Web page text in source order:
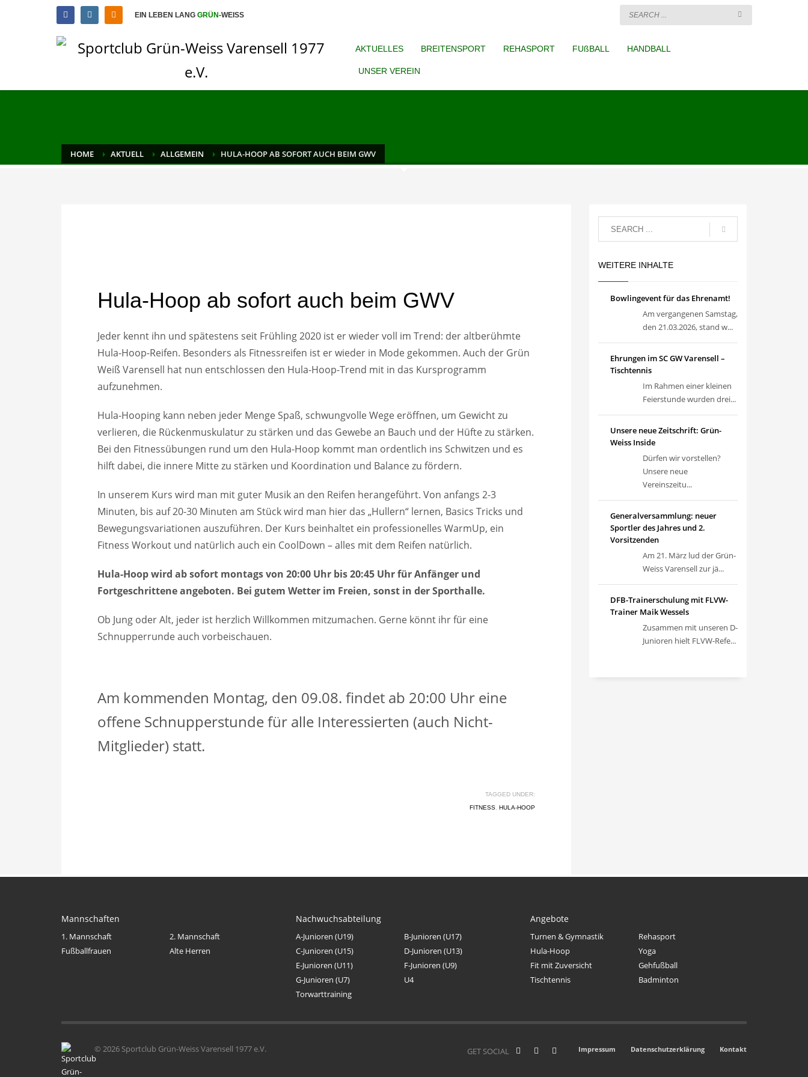
EIN LEBEN LANG GRÜN-WEISS
AKTUELLES BREITENSPORT REHASPORT FUßBALL HANDBALL
UNSER VEREIN
HOME AKTUELL ALLGEMEIN HULA-HOOP AB SOFORT AUCH BEIM GWV
Hula-Hoop ab sofort auch beim GWV
Jeder kennt ihn und spätestens seit Frühling 2020 ist er wieder voll im Trend: der altberühmte
Hula-Hoop-Reifen. Besonders als Fitnessreifen ist er wieder in Mode gekommen. Auch der Grün
Weiß Varensell hat nun entschlossen den Hula-Hoop-Trend mit in das Kursprogramm
aufzunehmen.
Hula-Hooping kann neben jeder Menge Spaß, schwungvolle Wege eröffnen, um Gewicht zu
verlieren, die Rückenmuskulatur zu stärken und das Gewebe an Bauch und der Hüfte zu stärken.
Bei den Fitnessübungen rund um den Hula-Hoop kommt man ordentlich ins Schwitzen und es
hilft dabei, die innere Mitte zu stärken und Koordination und Balance zu fördern.
In unserem Kurs wird man mit guter Musik an den Reifen herangeführt. Von anfangs 2-3
Minuten, bis auf 20-30 Minuten am Stück wird man hier das „Hullern“ lernen, Basics Tricks und
Bewegungsvariationen auszuführen. Der Kurs beinhaltet ein professionelles WarmUp, ein
Fitness Workout und natürlich auch ein CoolDown – alles mit dem Reifen natürlich.
Hula-Hoop wird ab sofort montags von 20:00 Uhr bis 20:45 Uhr für Anfänger und
Fortgeschrittene angeboten. Bei gutem Wetter im Freien, sonst in der Sporthalle.
Ob Jung oder Alt, jeder ist herzlich Willkommen mitzumachen. Gerne könnt ihr für eine
Schnupperrunde auch vorbeischauen.
Am kommenden Montag, den 09.08. findet ab 20:00 Uhr eine
offene Schnupperstunde für alle Interessierten (auch Nicht-
Mitglieder) statt.
TAGGED UNDER:
FITNESS, HULA-HOOP
WEITERE INHALTE
Bowlingevent für das Ehrenamt!
Am vergangenen Samstag,
den 21.03.2026, stand w...
Ehrungen im SC GW Varensell –
Tischtennis
Im Rahmen einer kleinen
Feierstunde wurden drei...
Unsere neue Zeitschrift: Grün-
Weiss Inside
Dürfen wir vorstellen?
Unsere neue
Vereinszeitu...
Generalversammlung: neuer
Sportler des Jahres und 2.
Vorsitzenden
Am 21. März lud der Grün-
Weiss Varensell zur jä...
DFB-Trainerschulung mit FLVW-
Trainer Maik Wessels
Zusammen mit unseren D-
Junioren hielt FLVW-Refe...
Mannschaften
1. Mannschaft
2. Mannschaft
Fußballfrauen
Alte Herren
Nachwuchsabteilung
A-Junioren (U19)
B-Junioren (U17)
C-Junioren (U15)
D-Junioren (U13)
E-Junioren (U11)
F-Junioren (U9)
G-Junioren (U7)
U4
Torwarttraining
Angebote
Turnen & Gymnastik
Rehasport
Hula-Hoop
Yoga
Fit mit Zuversicht
Gehfußball
Tischtennis
Badminton
Impressum Datenschutzerklärung Kontakt
GET SOCIAL
© 2026 Sportclub Grün-Weiss Varensell 1977 e.V.